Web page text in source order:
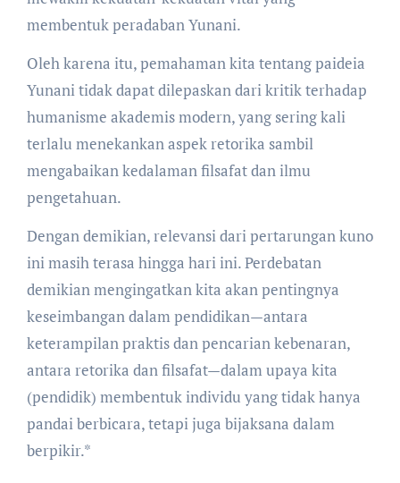
membentuk peradaban Yunani.
Oleh karena itu, pemahaman kita tentang paideia
Yunani tidak dapat dilepaskan dari kritik terhadap
humanisme akademis modern, yang sering kali
terlalu menekankan aspek retorika sambil
mengabaikan kedalaman filsafat dan ilmu
pengetahuan.
Dengan demikian, relevansi dari pertarungan kuno
ini masih terasa hingga hari ini. Perdebatan
demikian mengingatkan kita akan pentingnya
keseimbangan dalam pendidikan—antara
keterampilan praktis dan pencarian kebenaran,
antara retorika dan filsafat—dalam upaya kita
(pendidik) membentuk individu yang tidak hanya
pandai berbicara, tetapi juga bijaksana dalam
berpikir.*